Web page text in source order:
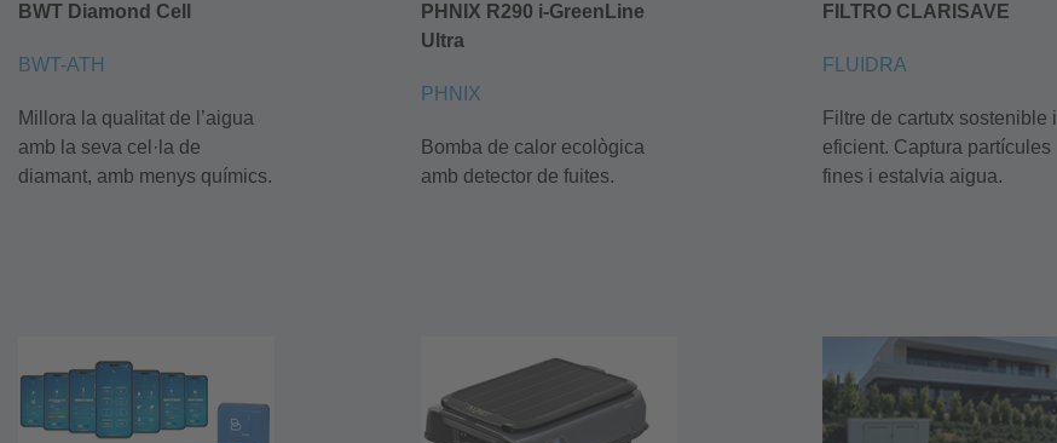
BWT Diamond Cell
BWT-ATH
Millora la qualitat de l’aigua
amb la seva cel·la de
diamant, amb menys químics.
PHNIX R290 i-GreenLine
Ultra
PHNIX
Bomba de calor ecològica
amb detector de fuites.
FILTRO CLARISAVE
FLUIDRA
Filtre de cartutx sostenible i
eficient. Captura partícules
fines i estalvia aigua.